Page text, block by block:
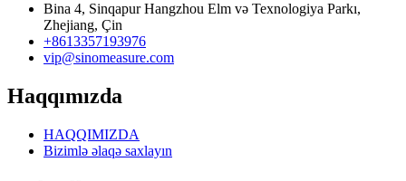
Bina 4, Sinqapur Hangzhou Elm və Texnologiya Parkı,
Zhejiang, Çin
+8613357193976
vip@sinomeasure.com
Haqqımızda
HAQQIMIZDA
Bizimlə əlaqə saxlayın